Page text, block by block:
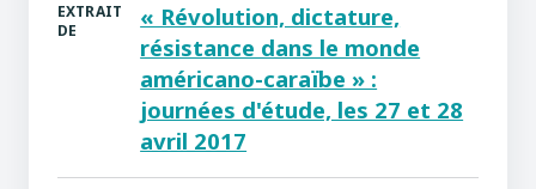
EXTRAIT
DE
« Révolution, dictature,
résistance dans le monde
américano-caraïbe » :
journées d'étude, les 27 et 28
avril 2017